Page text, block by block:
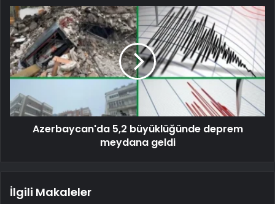
Azerbaycan'da 5,2 büyüklüğünde deprem
meydana geldi
İlgili Makaleler